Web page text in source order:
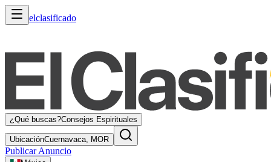
elclasificado
¿Qué buscas?Consejos Espirituales
UbicaciónCuernavaca, MOR
Publicar Anuncio